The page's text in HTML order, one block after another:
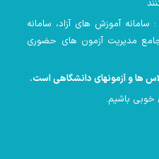
در 4 نسخه ی : سامانه آموزش های آزاد، سامانه
جامع مدیریت آزمون های حضوری
ها و آزمونهای دانشگاهی است.
خوبی باشیم.